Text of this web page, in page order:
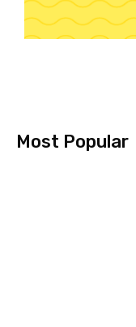
Most Popular